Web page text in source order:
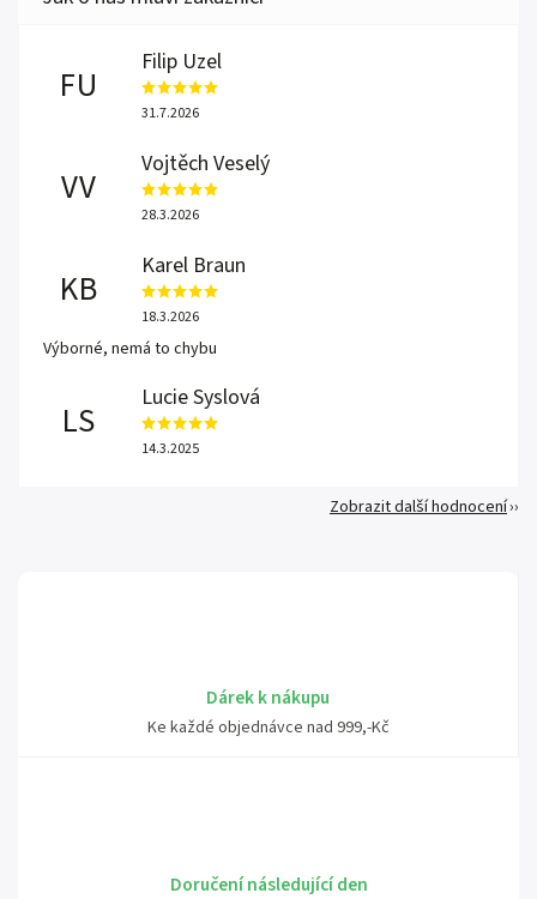
Dárek k nákupu
Ke každé objednávce nad 999,-Kč
Doručení následující den
FU
Filip Uzel
31.7.2026
VV
Vojtěch Veselý
28.3.2026
KB
Karel Braun
18.3.2026
Výborné, nemá to chybu
LS
Lucie Syslová
14.3.2025
Zobrazit další hodnocení